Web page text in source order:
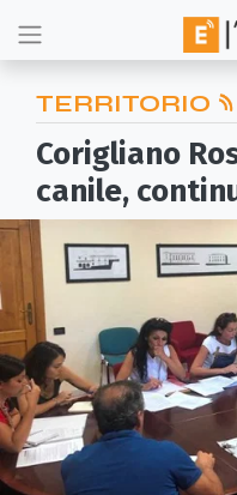
TERRITORIO
Corigliano
canile,